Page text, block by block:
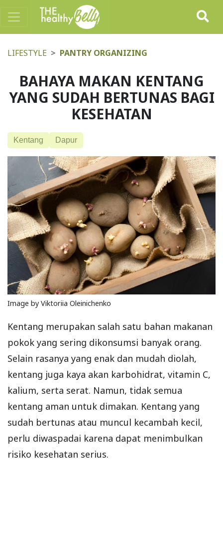
LIFESTYLE PANTRY ORGANIZING
BAHAYA MAKAN KENTANG
YANG SUDAH BERTUNAS BAGI
KESEHATAN
Kentang Dapur
Image by Viktoriia Oleinichenko
Kentang merupakan salah satu bahan makanan
pokok yang sering dikonsumsi banyak orang.
Selain rasanya yang enak dan mudah diolah,
kentang juga kaya akan karbohidrat, vitamin C,
kalium, serta serat. Namun, tidak semua
kentang aman untuk dimakan. Kentang yang
sudah bertunas atau muncul kecambah kecil,
perlu diwaspadai karena dapat menimbulkan
risiko kesehatan serius.